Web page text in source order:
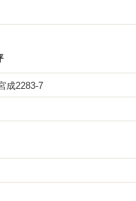
成2283-7